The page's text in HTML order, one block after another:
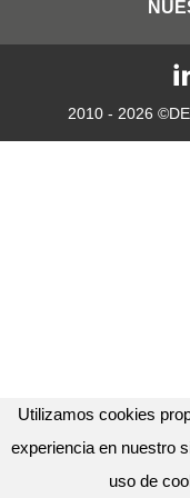
Utilizamos cookies
experiencia en nuestro
uso de
2010 - 2026